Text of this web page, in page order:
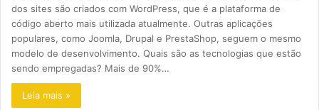
dos sites são criados com WordPress, que é a plataforma de
código aberto mais utilizada atualmente. Outras aplicações
populares, como Joomla, Drupal e PrestaShop, seguem o mesmo
modelo de desenvolvimento. Quais são as tecnologias que estão
sendo empregadas? Mais de 90%…
Leia mais »